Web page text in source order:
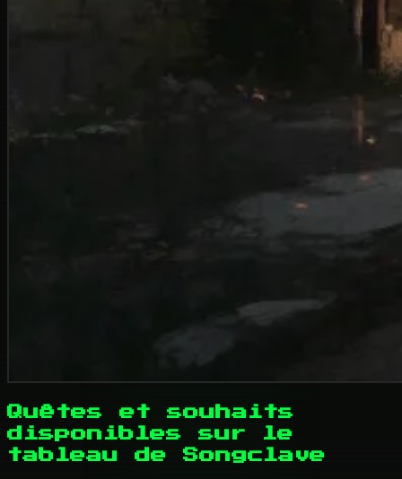
Quêtes et souhaits
disponibles sur le
tableau de Songclave